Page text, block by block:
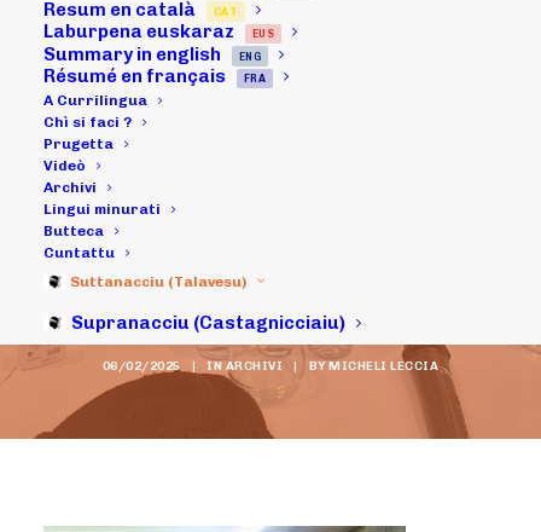
Resum en català CAT
Laburpena euskaraz EUS
Summary in english ENG
Résumé en français FRA
A Currilingua
Chì si faci ?
Prugetta
Videò
Archivi
Lingui minurati
Butteca
Cuntattu
Suttanacciu (Talavesu)
Supranacciu (Castagnicciaiu)
"PARLEMU
CORSU!" à a CdC
par iscuntrà i
parlamintarii
francesi ghjunti
in diligazioni.
06/02/2025 | IN ARCHIVI | BYMICHELI LECCIA